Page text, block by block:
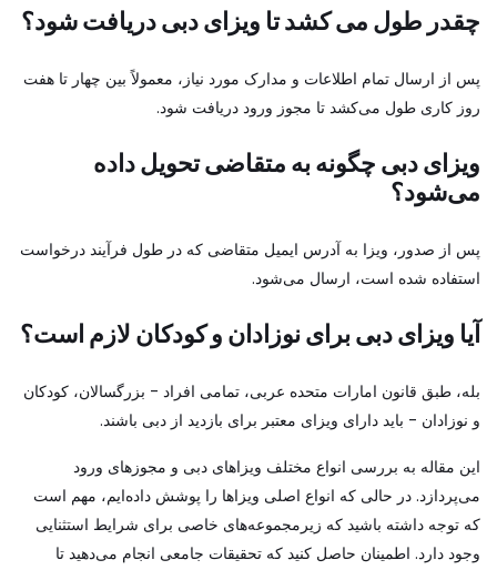
چقدر طول می کشد تا ویزای دبی دریافت شود؟
پس از ارسال تمام اطلاعات و مدارک مورد نیاز، معمولاً بین چهار تا هفت
روز کاری طول می‌کشد تا مجوز ورود دریافت شود.
ویزای دبی چگونه به متقاضی تحویل داده
می‌شود؟
پس از صدور، ویزا به آدرس ایمیل متقاضی که در طول فرآیند درخواست
استفاده شده است، ارسال می‌شود.
آیا ویزای دبی برای نوزادان و کودکان لازم است؟
بله، طبق قانون امارات متحده عربی، تمامی افراد - بزرگسالان، کودکان
و نوزادان - باید دارای ویزای معتبر برای بازدید از دبی باشند.
این مقاله به بررسی انواع مختلف ویزاهای دبی و مجوزهای ورود
می‌پردازد. در حالی که انواع اصلی ویزاها را پوشش داده‌ایم، مهم است
که توجه داشته باشید که زیرمجموعه‌های خاصی برای شرایط استثنایی
وجود دارد. اطمینان حاصل کنید که تحقیقات جامعی انجام می‌دهید تا